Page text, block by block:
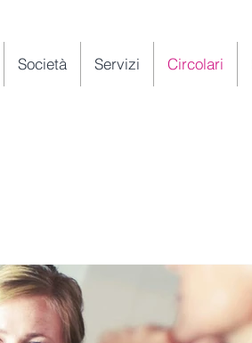
Società Servizi Circolari